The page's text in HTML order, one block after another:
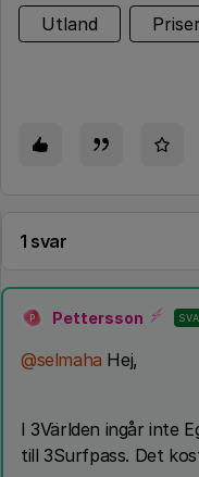
Utland Priser
1 svar
P Pettersson
@selmaha Hej,
I 3Världen ingår inte
till 3Surfpass. Det